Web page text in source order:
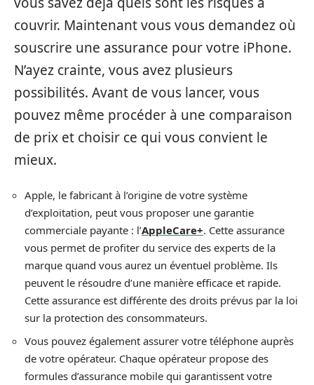
couvrir. Maintenant vous vous demandez où
souscrire une assurance pour votre iPhone.
N’ayez crainte, vous avez plusieurs
possibilités. Avant de vous lancer, vous
pouvez même procéder à une comparaison
de prix et choisir ce qui vous convient le
mieux.
Apple, le fabricant à l’origine de votre système
d’exploitation, peut vous proposer une garantie
commerciale payante : l’AppleCare+. Cette assurance
vous permet de profiter du service des experts de la
marque quand vous aurez un éventuel problème. Ils
peuvent le résoudre d’une manière efficace et rapide.
Cette assurance est différente des droits prévus par la loi
sur la protection des consommateurs.
Vous pouvez également assurer votre téléphone auprès
de votre opérateur. Chaque opérateur propose des
formules d’assurance mobile qui garantissent votre